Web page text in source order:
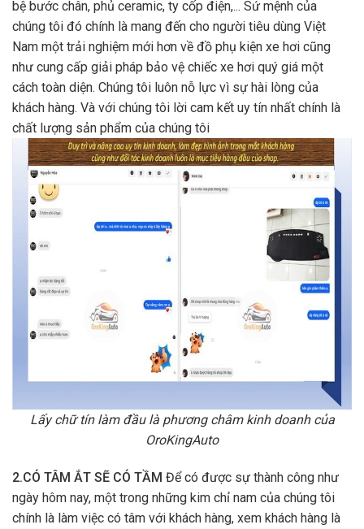
bệ bước chân, phủ ceramic, ty cốp điện,... Sứ mệnh của
chúng tôi đó chính là mang đến cho người tiêu dùng Việt
Nam một trải nghiệm mới hơn về đồ phụ kiện xe hơi cũng
như cung cấp giải pháp bảo vệ chiếc xe hơi quý giá một
cách toàn diện. Chúng tôi luôn nỗ lực vì sự hài lòng của
khách hàng. Và với chúng tôi lời cam kết uy tín nhất chính là
chất lượng sản phẩm của chúng tôi
Lấy chữ tín làm đầu là phương châm kinh doanh của
OroKingAuto
2.CÓ TÂM ẮT SẼ CÓ TẦM Để có được sự thành công như
ngày hôm nay, một trong những kim chỉ nam của chúng tôi
chính là làm việc có tâm với khách hàng, xem khách hàng là